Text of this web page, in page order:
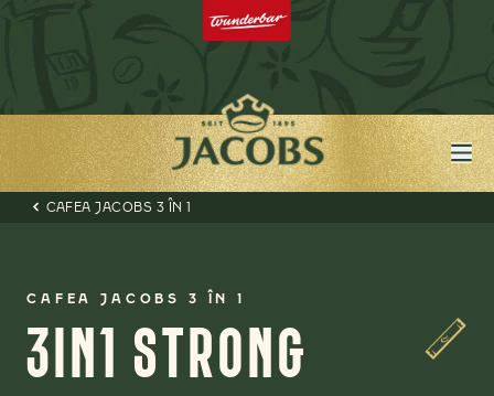
CAFEA JACOBS 3 ÎN 1
CAFEA JACOBS 3 ÎN 1
3IN1 STRONG